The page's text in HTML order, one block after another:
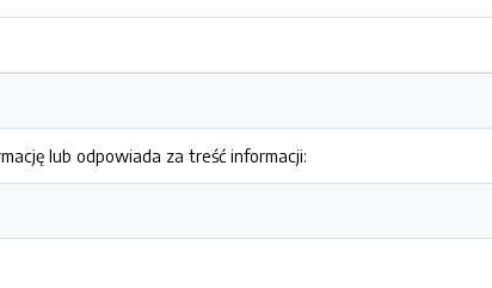
lub odpowiada za treść informacji: